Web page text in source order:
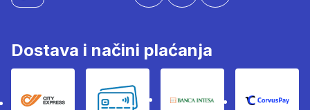
Dostava i načini plaćanja
City Express Bankovne karticeBanka Intesa